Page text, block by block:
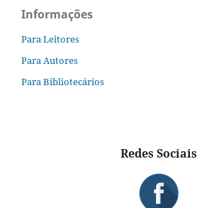
Informações
Para Leitores
Para Autores
Para Bibliotecários
Redes Sociais